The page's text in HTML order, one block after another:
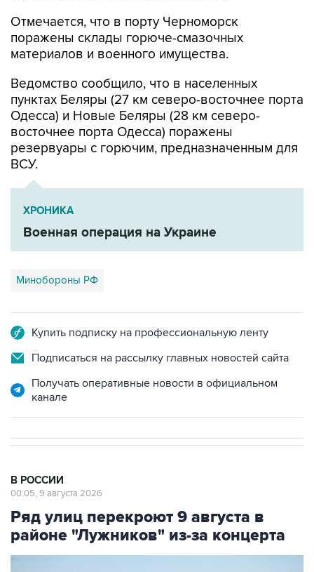
Отмечается, что в порту Черноморск
поражены склады горюче-смазочных
материалов и военного имущества.
Ведомство сообщило, что в населенных
пунктах Беляры (27 км северо-восточнее порта
Одесса) и Новые Беляры (28 км северо-
восточнее порта Одесса) поражены
резервуары с горючим, предназначенным для
ВСУ.
ХРОНИКА
Военная операция на Украине
Минобороны РФ
Купить подписку на профессиональную ленту
Подписаться на рассылку главных новостей сайта
Получать оперативные новости в официальном
канале
В РОССИИ
00:05, 9 августа 2026
Ряд улиц перекроют 9 августа в
районе "Лужников" из-за концерта